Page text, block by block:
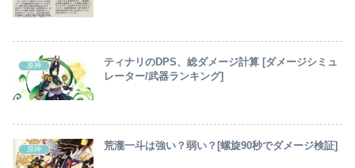
原神
ティナリのDPS、総ダメージ計算 [ダメージシミュ
レーター/武器ランキング]
原神 荒瀧一斗は強い？弱い？[螺旋90秒でダメージ検証]